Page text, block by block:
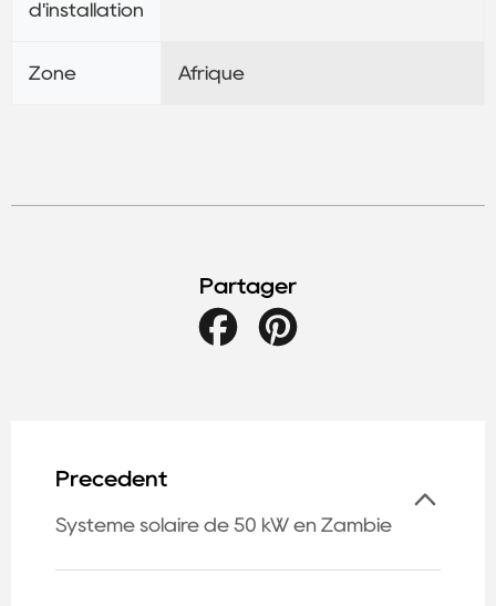
d'installation
Zone Afrique
Partager
Facebook
Précédent
Système solaire de 50 kW en Zambie